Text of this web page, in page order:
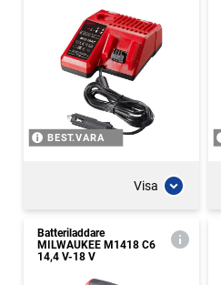
BEST.VARA
Visa
Batteriladdare
MILWAUKEE M1418 C6
14,4 V-18 V